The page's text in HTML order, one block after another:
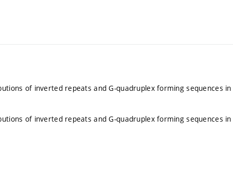
of inverted repeats and G-quadruplex forming sequences
of inverted repeats and G-quadruplex forming sequences